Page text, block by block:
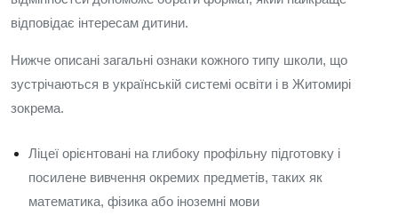
відповідає інтересам дитини.
Нижче описані загальні ознаки кожного типу школи, що
зустрічаються в українській системі освіти і в Житомирі
зокрема.
Ліцеї орієнтовані на глибоку профільну підготовку і
посилене вивчення окремих предметів, таких як
математика, фізика або іноземні мови